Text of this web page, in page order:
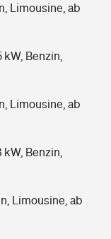
Limousine, ab
Benzin,
Limousine, ab
Benzin,
Limousine, ab